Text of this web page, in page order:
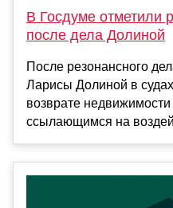
В Госдуме отметили
после дела Долиной
После резонансного
Ларисы Долиной в
возврате
ссылающимся на